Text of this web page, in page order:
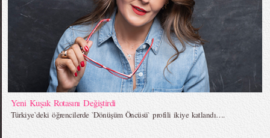
Yeni Kuşak Rotasını Değiştirdi
Türkiye`deki öğrencilerde `Dönüşüm Öncüsü` profili ikiye katlandı….